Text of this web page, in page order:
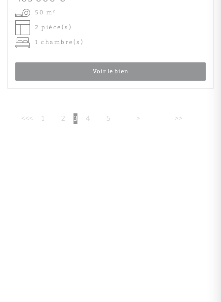
50 m²
2 pièce(s)
1 chambre(s)
Voir le bien
<<< 1 2 3 4 5 > >>